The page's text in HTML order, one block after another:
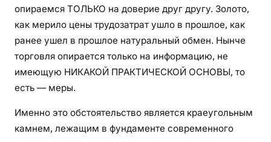
опираемся ТОЛЬКО на доверие друг другу. Золото,
как мерило цены трудозатрат ушло в прошлое, как
ранее ушел в прошлое натуральный обмен. Нынче
торговля опирается только на информацию, не
имеющую НИКАКОЙ ПРАКТИЧЕСКОЙ ОСНОВЫ, то
есть — меры.
Именно это обстоятельство является краеугольным
камнем, лежащим в фундаменте современного